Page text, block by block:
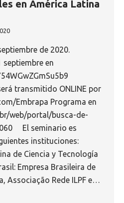
en América Latina
de 2020.
septiembre en
transmitido ONLINE por
Embrapa Programa en
web/portal/busca-de-
El seminario es
instituciones:
de Ciencia y Tecnología
Empresa Brasileira de
Associação Rede ILPF e…